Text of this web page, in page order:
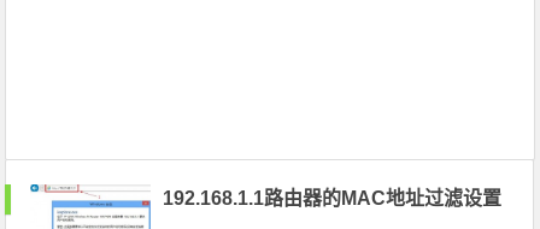
192.168.1.1路由器的MAC地址过滤设置